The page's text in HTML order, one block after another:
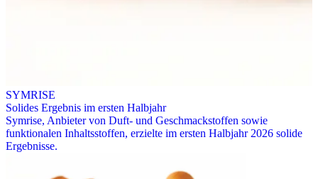
SYMRISE
Solides Ergebnis im ersten Halbjahr
Symrise, Anbieter von Duft- und Geschmackstoffen sowie
funktionalen Inhaltsstoffen, erzielte im ersten Halbjahr 2026 solide
Ergebnisse.